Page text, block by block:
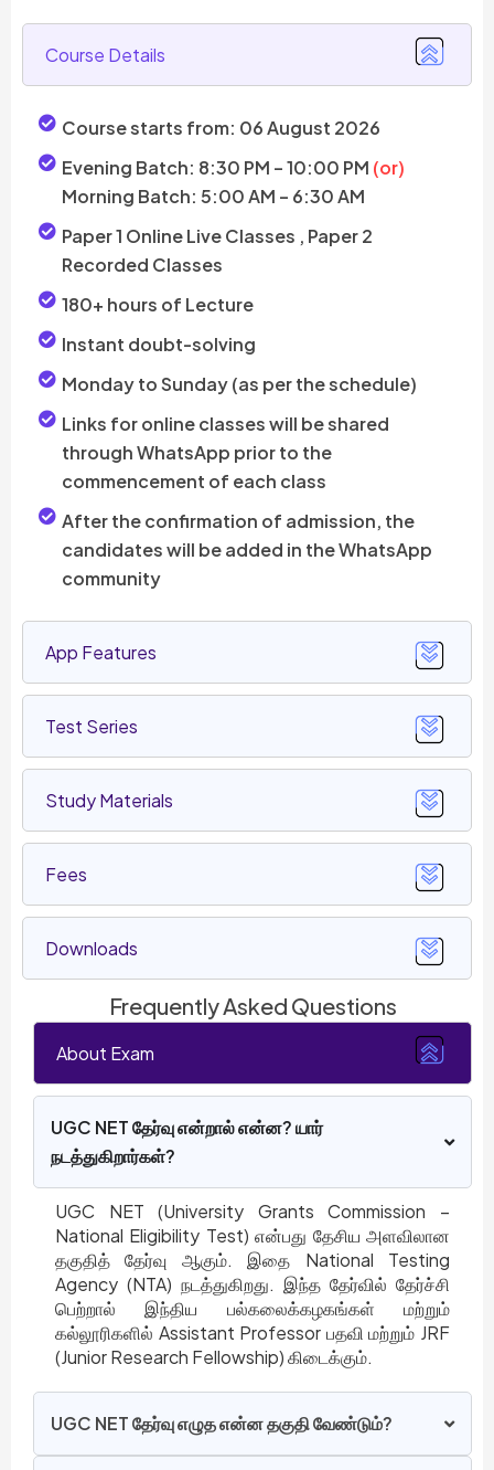
Course Details
App Features
Test Series
Study Materials
Fees
Downloads
Course starts from: 06 August 2026
Evening Batch: 8:30 PM – 10:00 PM (or)
Morning Batch: 5:00 AM – 6:30 AM
Paper 1 Online Live Classes , Paper 2
Recorded Classes
180+ hours of Lecture
Instant doubt-solving
Monday to Sunday (as per the schedule)
Links for online classes will be shared
through WhatsApp prior to the
commencement of each class
After the confirmation of admission, the
candidates will be added in the WhatsApp
community
Frequently Asked Questions
About Exam
UGC NET தேர்வு என்றால் என்ன? யார்
நடத்துகிறார்கள்?
UGC NET (University Grants Commission –
National Eligibility Test) என்பது தேசிய அளவிலான
தகுதித் தேர்வு ஆகும். இதை National Testing
Agency (NTA) நடத்துகிறது. இந்த தேர்வில் தேர்ச்சி
பெற்றால் இந்திய பல்கலைக்கழகங்கள் மற்றும்
கல்லூரிகளில் Assistant Professor பதவி மற்றும் JRF
(Junior Research Fellowship) கிடைக்கும்.
UGC NET தேர்வு எழுத என்ன தகுதி வேண்டும்?